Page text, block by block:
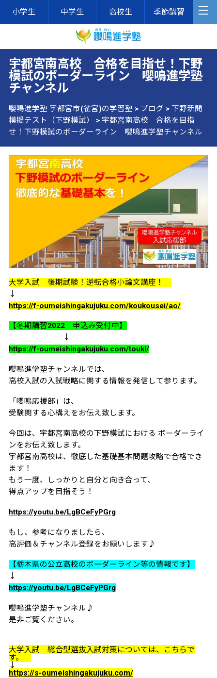
小学生 中学生 高校生 季節講習
宇都宮南高校 合格を目指せ！下野
模試のボーダーライン 嚶鳴進学塾
チャンネル
嚶鳴進学塾 宇都宮市(雀宮)の学習塾 > ブログ > 下野新聞
模擬テスト（下野模試）
> 宇都宮南高校 合格を目指
せ！下野模試のボーダーライン 嚶鳴進学塾チャンネル
大学入試 後期試験！逆転合格小論文講座！
↓
https://f-oumeishingakujuku.com/koukousei/ao/
【冬期講習2022 申込み受付中】
↓
https://f-oumeishingakujuku.com/touki/
嚶鳴進学塾チャンネルでは、
高校入試の入試戦略に関する情報を発信して参ります。
「嚶鳴応援部」は、
受験関する心構えをお伝え致します。
今回は、宇都宮南高校の下野模試における ボーダーライ
ンをお伝え致します。
宇都宮南高校は、徹底した基礎基本問題攻略で合格でき
ます！
もう一度、しっかりと自分と向き合って、
得点アップを目指そう！
https://youtu.be/LgBCeFyPGrg
もし、参考になりましたら、
高評価＆チャンネル登録をお願いします♪
【栃木県の公立高校のボーダーライン等の情報です】
↓
https://youtu.be/LgBCeFyPGrg
嚶鳴進学塾チャンネル♪
是非ご覧ください。
大学入試 総合型選抜入試対策については、こちらで
す。
↓
https://s-oumeishingakujuku.com/